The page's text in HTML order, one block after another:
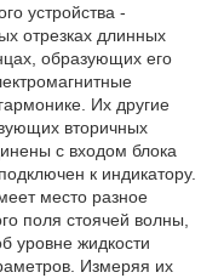
устройства -
отрезках длинных
образующих его
Их другие
вторичных
с входом блока
к индикатору.
место разное
поля стоячей волны,
уровне жидкости
Измеряя их